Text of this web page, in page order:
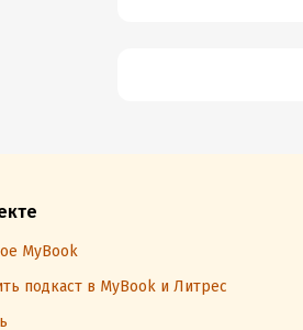
MyBook
подкаст в MyBook и Литрес